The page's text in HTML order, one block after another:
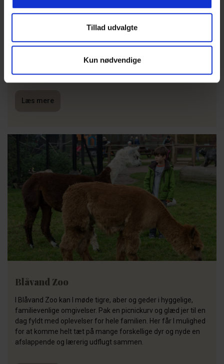
Tillad udvalgte
Kun nødvendige
tematiserede forlystelser, spændende rutsjebaner og
interaktive udstillinger. Som gæst hos Die "Hyggelige" Dänen
endnu nemmere at udforske LEGOs kreative og fantasifulde
univers og skabe uforglemmelige oplevelser for både børn og
Læs mere
Blåvand Zoo
I Blåvand Zoo kan I møde tigre, aber og geder i hyggelige,
familievenlige omgivelser. Pak en picnickurv og glæd jer til en
dag fyldt med oplevelser for hele familien. Her får I mulighed
for at komme helt tæt på mange forskellige dyr og nyde en
afslappende og lærerig udflugt sammen.